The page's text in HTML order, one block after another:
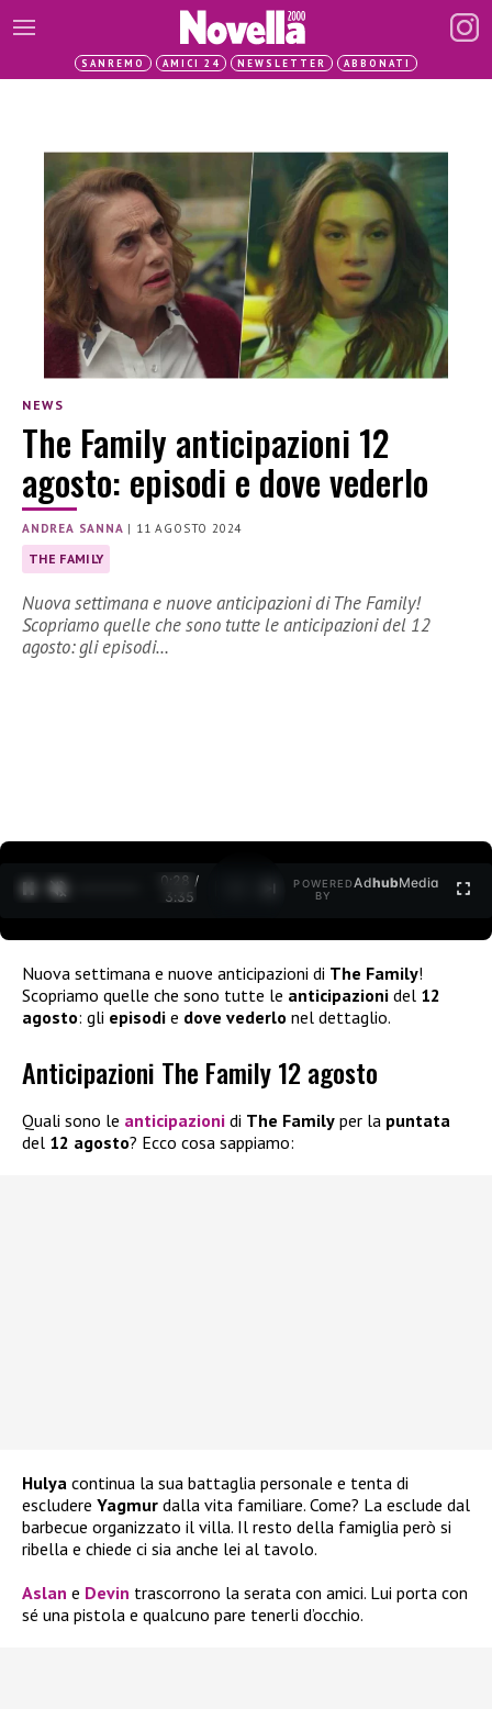
SANREMO AMICI 24 NEWSLETTER ABBONATI
NEWS
The Family anticipazioni 12
agosto: episodi e dove vederlo
ANDREA SANNA | 11 AGOSTO 2024
THE FAMILY
Nuova settimana e nuove anticipazioni di The Family!
Scopriamo quelle che sono tutte le anticipazioni del 12
agosto: gli episodi…
0:29 /
3:35
POWERED
BY
AdhubMedia
Nuova settimana e nuove anticipazioni di The Family!
Scopriamo quelle che sono tutte le anticipazioni del 12
agosto: gli episodi e dove vederlo nel dettaglio.
Anticipazioni The Family 12 agosto
Quali sono le anticipazioni di The Family per la puntata
del 12 agosto? Ecco cosa sappiamo:
Hulya continua la sua battaglia personale e tenta di
escludere Yagmur dalla vita familiare. Come? La esclude dal
barbecue organizzato il villa. Il resto della famiglia però si
ribella e chiede ci sia anche lei al tavolo.
Aslan e Devin trascorrono la serata con amici. Lui porta con
sé una pistola e qualcuno pare tenerli d’occhio.